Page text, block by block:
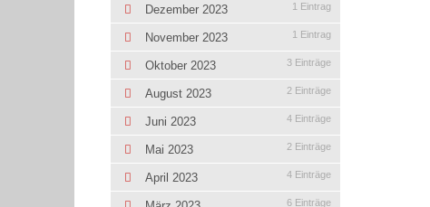
Dezember 2023 1 Eintrag
November 2023 1 Eintrag
Oktober 2023 3 Einträge
August 2023 2 Einträge
Juni 2023 4 Einträge
Mai 2023 2 Einträge
April 2023 4 Einträge
6 Einträge